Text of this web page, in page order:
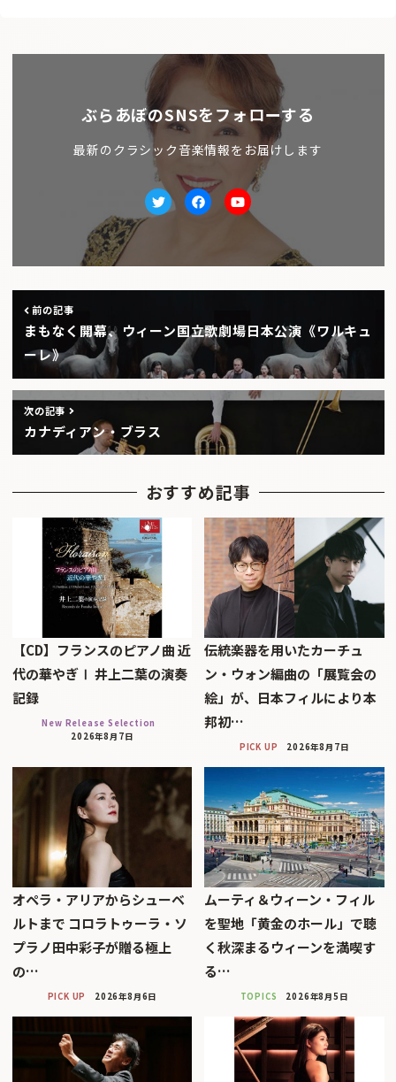
ぶらあぼのSNSをフォローする
最新のクラシック音楽情報をお届けします
TwitterfacebookYoutube
前の記事
まもなく開幕、ウィーン国立歌劇場日本公演《ワルキュ
ーレ》
次の記事
カナディアン・ブラス
おすすめ記事
【CD】フランスのピアノ曲 近
代の華やぎⅠ 井上二葉の演奏
記録
New Release Selection
2026年8月7日
伝統楽器を用いたカーチュ
ン・ウォン編曲の「展覧会の
絵」が、日本フィルにより本
邦初…
PICK UP 2026年8月7日
オペラ・アリアからシューベ
ルトまで コロラトゥーラ・ソ
プラノ田中彩子が贈る極上
の…
PICK UP 2026年8月6日
ムーティ＆ウィーン・フィル
を聖地「黄金のホール」で聴
く秋深まるウィーンを満喫す
る…
TOPICS 2026年8月5日